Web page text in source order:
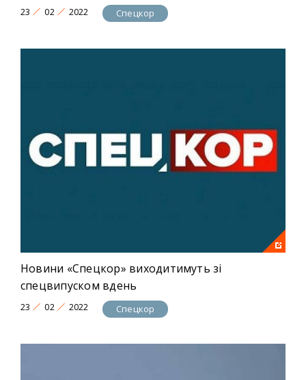
23 02 2022 Спецкор
Новини «Спецкор» виходитимуть зі
спецвипуском вдень
23 02 2022 Спецкор